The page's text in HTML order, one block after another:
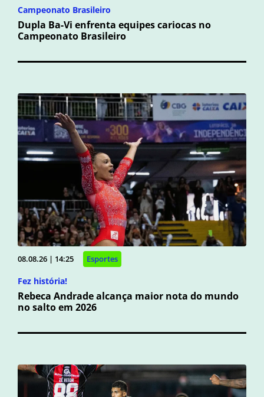
Campeonato Brasileiro
Dupla Ba-Vi enfrenta equipes cariocas no
Campeonato Brasileiro
08.08.26 | 14:25 Esportes
Fez história!
Rebeca Andrade alcança maior nota do mundo
no salto em 2026